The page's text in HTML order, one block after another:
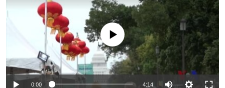
检
索
非洲
美洲
经济·金融·贸易
人权·法律·宗教
科教·文娱·体健
军事
劳工
美中关系
国会报道
美中关系
VOA今日焦点
中文广播
没有媒体可用资源
0:00 4:14